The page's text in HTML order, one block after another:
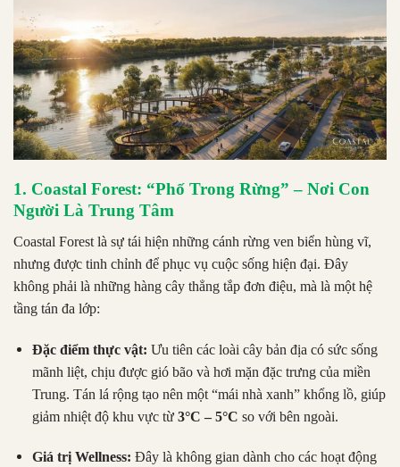
1. Coastal Forest: “Phố Trong Rừng” – Nơi Con
Người Là Trung Tâm
Coastal Forest là sự tái hiện những cánh rừng ven biển hùng vĩ,
nhưng được tinh chỉnh để phục vụ cuộc sống hiện đại. Đây
không phải là những hàng cây thẳng tắp đơn điệu, mà là một hệ
tầng tán đa lớp:
Đặc điểm thực vật: Ưu tiên các loài cây bản địa có sức sống
mãnh liệt, chịu được gió bão và hơi mặn đặc trưng của miền
Trung. Tán lá rộng tạo nên một “mái nhà xanh” khổng lồ, giúp
giảm nhiệt độ khu vực từ 3°C – 5°C so với bên ngoài.
Giá trị Wellness: Đây là không gian dành cho các hoạt động